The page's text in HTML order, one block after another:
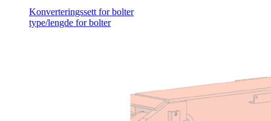
Konverteringssett for bolter
type/lengde for bolter